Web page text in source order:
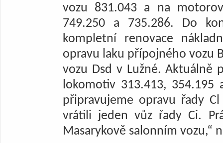
vozu 831.043 a na
749.250 a 735.286. Do
kompletní renovace
opravu laku přípojného vozu
vozu Dsd v Lužné. Aktuálně
lokomotiv 313.413, 354.195
připravujeme opravu řady
vrátili jeden vůz řady Ci.
Masarykově salonním vozu,“